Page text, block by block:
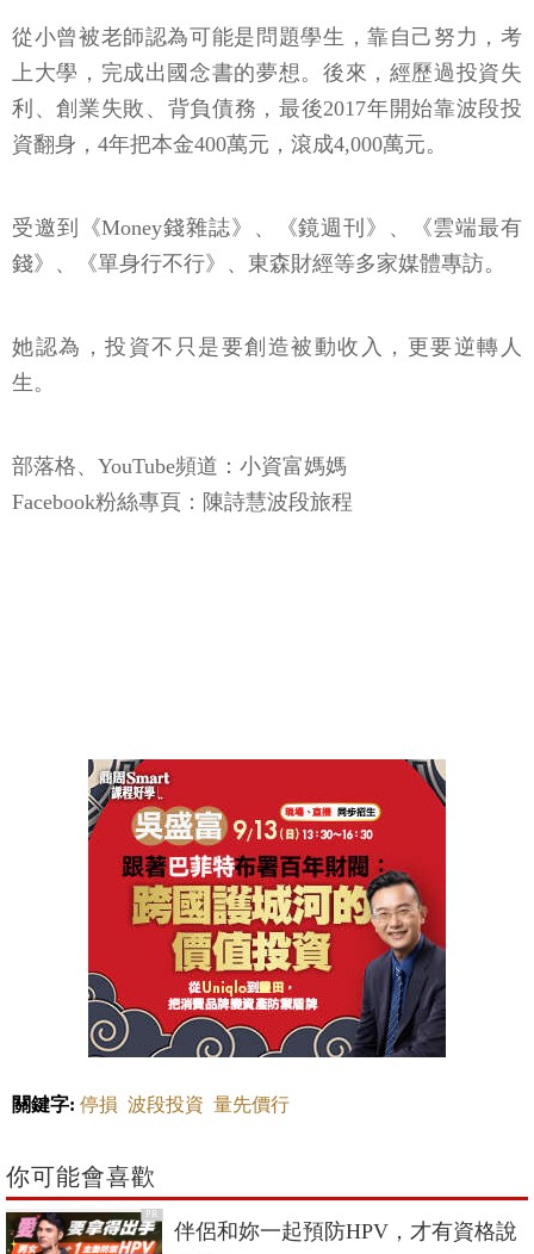
從小曾被老師認為可能是問題學生，靠自己努力，考
上大學，完成出國念書的夢想。後來，經歷過投資失
利、創業失敗、背負債務，最後2017年開始靠波段投
資翻身，4年把本金400萬元，滾成4,000萬元。
受邀到《Money錢雜誌》、《鏡週刊》、《雲端最有
錢》、《單身行不行》、東森財經等多家媒體專訪。
她認為，投資不只是要創造被動收入，更要逆轉人
生。
部落格、YouTube頻道：小資富媽媽
Facebook粉絲專頁：陳詩慧波段旅程
關鍵字: 停損 波段投資 量先價行
你可能會喜歡
PR
伴侶和妳一起預防HPV，才有資格說